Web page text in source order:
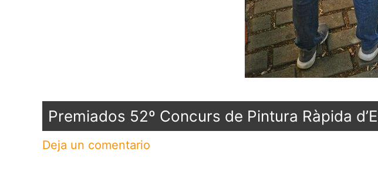
Premiados 52º Concurs de Pintura Ràpida
Deja un comentario